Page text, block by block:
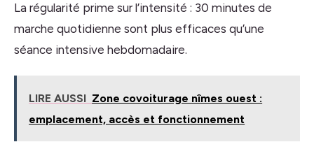
La régularité prime sur l’intensité : 30 minutes de
marche quotidienne sont plus efficaces qu’une
séance intensive hebdomadaire.
LIRE AUSSI Zone covoiturage nîmes ouest :
emplacement, accès et fonctionnement